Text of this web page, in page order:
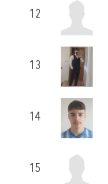
12
13
14
15